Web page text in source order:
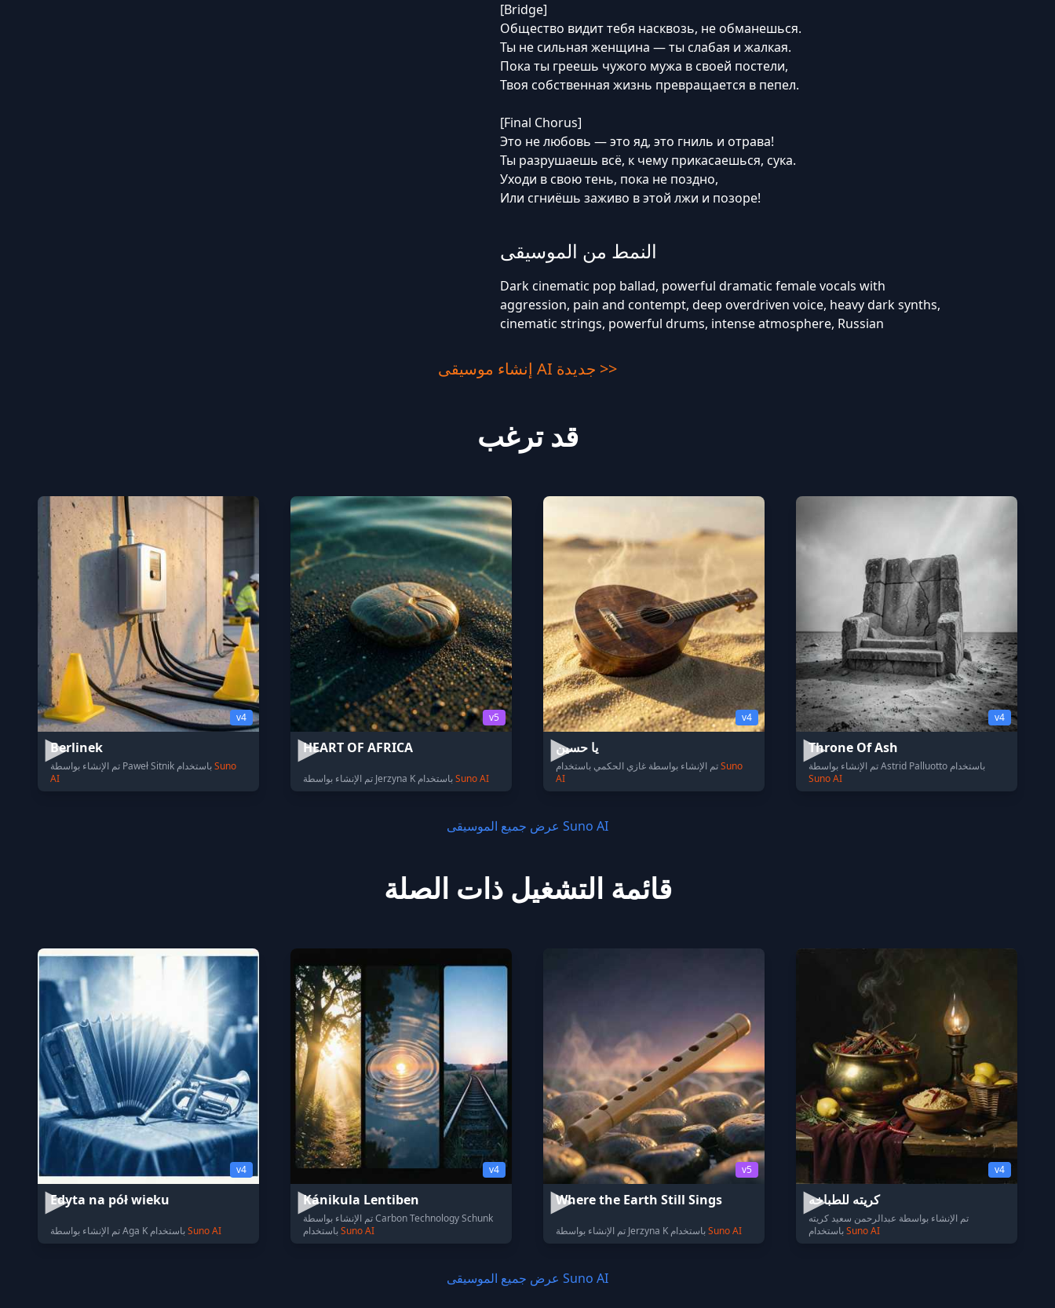
[Bridge]
Общество видит тебя насквозь, не обманешься.
Ты не сильная женщина — ты слабая и жалкая.
Пока ты греешь чужого мужа в своей постели,
Твоя собственная жизнь превращается в пепел.
[Final Chorus]
Это не любовь — это яд, это гниль и отрава!
Ты разрушаешь всё, к чему прикасаешься, сука.
Уходи в свою тень, пока не поздно,
Или сгниёшь заживо в этой лжи и позоре!
النمط من الموسيقى
Dark cinematic pop ballad, powerful dramatic female vocals with
aggression, pain and contempt, deep overdriven voice, heavy dark synths,
cinematic strings, powerful drums, intense atmosphere, Russian
إنشاء موسيقى AI جديدة >>
قد ترغب
v4
Berlinek
Suno
AI
v5
HEART OF AFRICA
Suno AI
v4
يا حسين
Suno
AI
v4
Throne Of Ash
تم الإنشاء بواسطة Astrid Palluotto باستخدام
Suno AI
عرض جميع الموسيقى Suno AI
قائمة التشغيل ذات الصلة
v4
Edyta na pół wieku
Suno AI
v4
Kánikula Lentiben
تم الإنشاء بواسطة Carbon Technology Schunk
Suno AI
v5
Where the Earth Still Sings
Suno AI
v4
كريته للطباخه
تم الإنشاء بواسطة عبدالرحمن سعيد كريته
Suno AI
عرض جميع الموسيقى Suno AI